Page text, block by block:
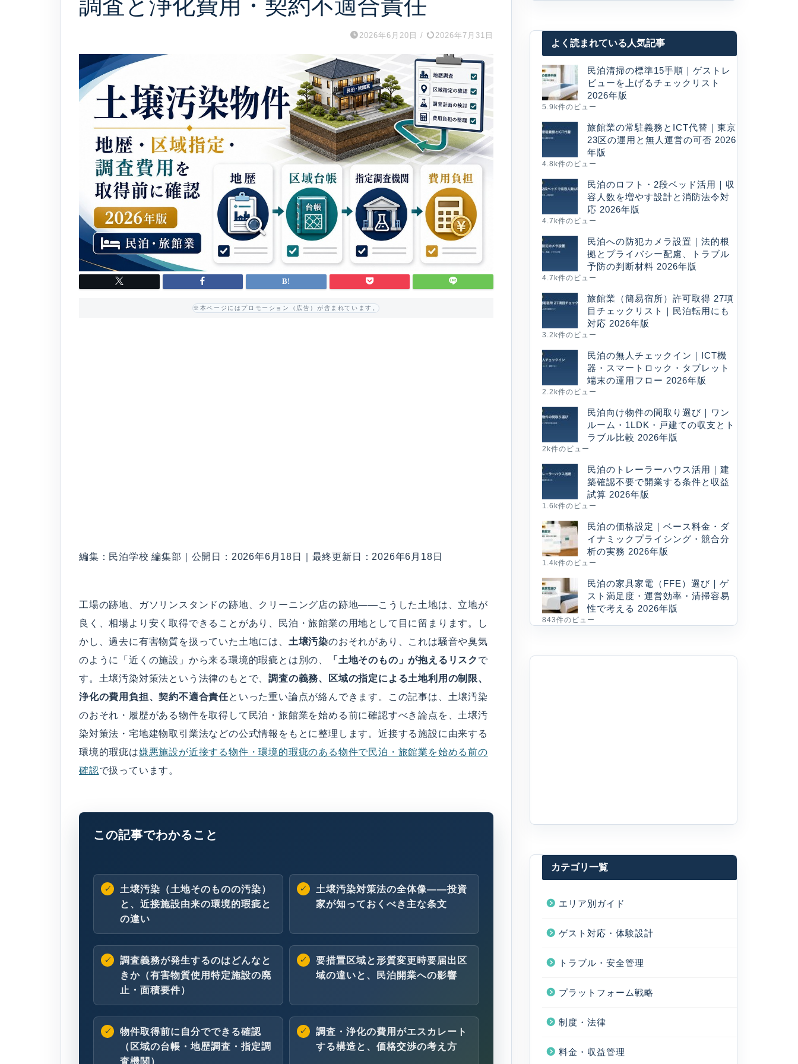
調査と浄化費用・契約不適合責任
2026年6月20日 / 2026年7月31日
※本ページにはプロモーション（広告）が含まれています。
編集：民泊学校 編集部｜公開日：2026年6月18日｜最終更新日：2026年6月18日
工場の跡地、ガソリンスタンドの跡地、クリーニング店の跡地——こうした土地は、立地が
良く、相場より安く取得できることがあり、民泊・旅館業の用地として目に留まります。し
かし、過去に有害物質を扱っていた土地には、 土壌汚染のおそれがあり、これは騒音や臭気
のように「近くの施設」から来る環境的瑕疵とは別の、
「土地そのもの」が抱えるリスク で
す。土壌汚染対策法という法律のもとで、調査の義務、区域の指定による土地利用の制限、
浄化の費用負担、契約不適合責任といった重い論点が絡んできます。この記事は、土壌汚染
のおそれ・履歴がある物件を取得して民泊・旅館業を始める前に確認すべき論点を、土壌汚
染対策法・宅地建物取引業法などの公式情報をもとに整理します。近接する施設に由来する
環境的瑕疵は嫌悪施設が近接する物件・環境的瑕疵のある物件で民泊・旅館業を始める前の
確認で扱っています。
この記事でわかること
土壌汚染（土地そのものの汚染）
と、近接施設由来の環境的瑕疵と
の違い
土壌汚染対策法の全体像——投資
家が知っておくべき主な条文
調査義務が発生するのはどんなと
きか（有害物質使用特定施設の廃
止・面積要件）
要措置区域と形質変更時要届出区
域の違いと、民泊開業への影響
物件取得前に自分でできる確認
（区域の台帳・地歴調査・指定調
査機関）
調査・浄化の費用がエスカレート
する構造と、価格交渉の考え方
よく読まれている人気記事
民泊清掃の標準15手順｜ゲストレ
ビューを上げるチェックリスト
2026年版
5.9k件のビュー
旅館業の常駐義務とICT代替｜東京
23区の運用と無人運営の可否 2026
年版
4.8k件のビュー
民泊のロフト・2段ベッド活用｜収
容人数を増やす設計と消防法令対
応 2026年版
4.7k件のビュー
民泊への防犯カメラ設置｜法的根
拠とプライバシー配慮、トラブル
予防の判断材料 2026年版
4.7k件のビュー
旅館業（簡易宿所）許可取得 27項
目チェックリスト｜民泊転用にも
対応 2026年版
3.2k件のビュー
民泊の無人チェックイン｜ICT機
器・スマートロック・タブレット
端末の運用フロー 2026年版
2.2k件のビュー
民泊向け物件の間取り選び｜ワン
ルーム・1LDK・戸建ての収支とト
ラブル比較 2026年版
2k件のビュー
民泊のトレーラーハウス活用｜建
築確認不要で開業する条件と収益
試算 2026年版
1.6k件のビュー
民泊の価格設定｜ベース料金・ダ
イナミックプライシング・競合分
析の実務 2026年版
1.4k件のビュー
民泊の家具家電（FFE）選び｜ゲ
スト満足度・運営効率・清掃容易
性で考える 2026年版
843件のビュー
カテゴリ一覧
エリア別ガイド
ゲスト対応・体験設計
トラブル・安全管理
プラットフォーム戦略
制度・法律
料金・収益管理